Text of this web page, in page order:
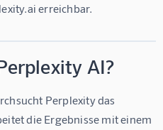
erreichbar.
AI?
Perplexity das
die Ergebnisse mit einem